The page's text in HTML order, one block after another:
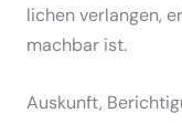
lichen verlangen,
machbar ist.
Auskunft,